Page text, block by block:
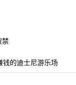
禁
钱的迪士尼游乐场